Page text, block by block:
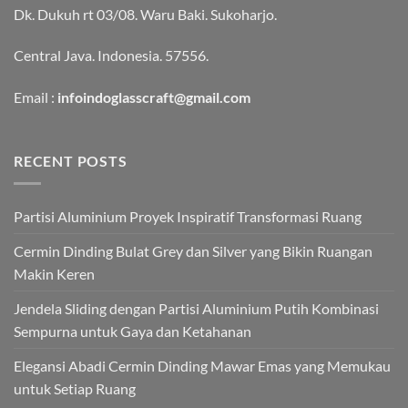
Dk. Dukuh rt 03/08. Waru Baki. Sukoharjo.
Central Java. Indonesia. 57556.
Email : infoindoglasscraft@gmail.com
RECENT POSTS
Partisi Aluminium Proyek Inspiratif Transformasi Ruang
Cermin Dinding Bulat Grey dan Silver yang Bikin Ruangan
Makin Keren
Jendela Sliding dengan Partisi Aluminium Putih Kombinasi
Sempurna untuk Gaya dan Ketahanan
Elegansi Abadi Cermin Dinding Mawar Emas yang Memukau
untuk Setiap Ruang